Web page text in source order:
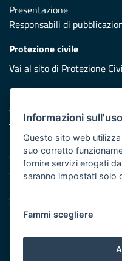
Presentazione
Responsabili di
Protezione civile
Vai al sito di Protezione
Iniziativa finanziata con
Asse XI
Note legali
Cookie e privacy
Atti di notifica
Servizi Intranet
©
Informazioni
Questo sito web
suo corretto
fornire servizi erogati
saranno impostati solo
Fammi scegliere